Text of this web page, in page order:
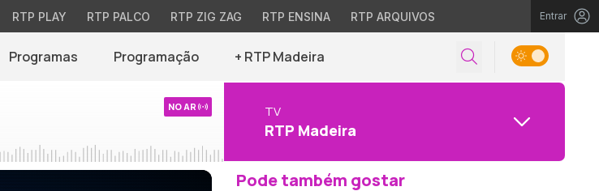
RTP PLAY RTP PALCO RTP ZIG ZAG RTP ENSINA RTP ARQUIVOS Entrar
Programas Programação + RTP Madeira
NO AR TV
RTP Madeira
Pode também gostar